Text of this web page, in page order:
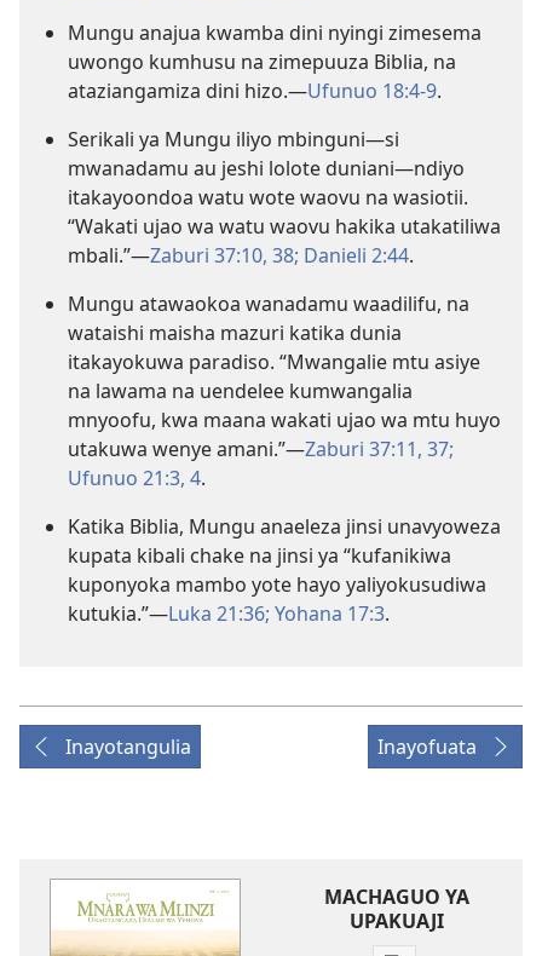
Mungu anajua kwamba dini nyingi zimesema
uwongo kumhusu na zimepuuza Biblia, na
ataziangamiza dini hizo.​—Ufunuo 18:4-9.
Serikali ya Mungu iliyo mbinguni—si
mwanadamu au jeshi lolote duniani—ndiyo
itakayoondoa watu wote waovu na wasiotii.
“Wakati ujao wa watu waovu hakika utakatiliwa
mbali.”​—Zaburi 37:10, 38; Danieli 2:44.
Mungu atawaokoa wanadamu waadilifu, na
wataishi maisha mazuri katika dunia
itakayokuwa paradiso. “Mwangalie mtu asiye
na lawama na uendelee kumwangalia
mnyoofu, kwa maana wakati ujao wa mtu huyo
utakuwa wenye amani.”​—Zaburi 37:11, 37;
Ufunuo 21:3, 4.
Katika Biblia, Mungu anaeleza jinsi unavyoweza
kupata kibali chake na jinsi ya “kufanikiwa
kuponyoka mambo yote hayo yaliyokusudiwa
kutukia.”​—Luka 21:36; Yohana 17:3.
Inayotangulia Inayofuata
MACHAGUO YA
UPAKUAJI